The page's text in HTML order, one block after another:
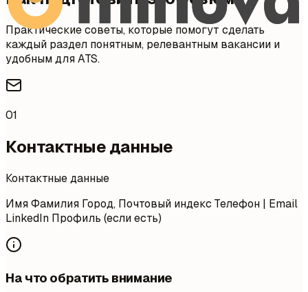
Практические советы, которые помогут сделать
каждый раздел понятным, релевантным вакансии и
удобным для ATS.
01
Контактные данные
Контактные данные
Имя Фамилия Город, Почтовый индекс Телефон | Email
LinkedIn Профиль (если есть)
На что обратить внимание